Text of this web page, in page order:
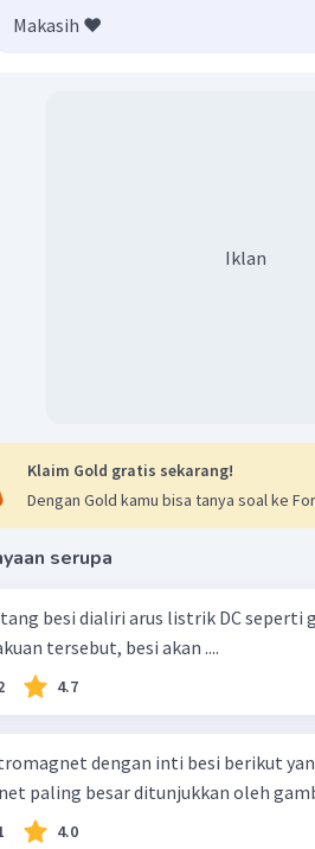
Makasih ❤️
Iklan
Klaim Gold gratis sekarang!
Dengan Gold kamu bisa tanya soal ke
serupa
besi dialiri arus listrik DC seperti
tersebut, besi akan ....
4.7
dengan inti besi berikut
paling besar ditunjukkan oleh
4.0